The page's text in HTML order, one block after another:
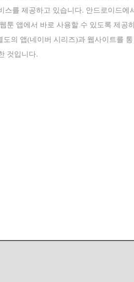
스를 제공하고 있습니다. 안드로이드에
툰 앱에서 바로 사용할 수 있도록 제공
도의 앱(네이버 시리즈)과 웹사이트를 통
것입니다.